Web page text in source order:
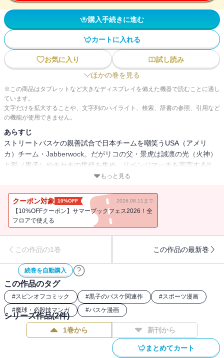
購入手続きに進む
カートに入れる
お気に入り
試し読み
ほかの巻を見る
※この商品はタブレットなど大きなディスプレイを備えた機器で読むことに適し
ています。
文字だけを拡大することや、文字列のハイライト、検索、辞書の参照、引用など
の機能が使用できません。
あらすじ
ストリートバスケの親善試合で日本チームを嘲笑うUSA（アメリ
カ）チーム・Jabberwock。だがリコの父・景虎は誠凛の光（火神）
と影（黒子）やキセキの世代を集め、リベンジマッチを宣言する!!
今回限りの最強ドリームチーム、ここに集結!!
もっと見る
クーポン対象 10%OFF 2026.08.11まで
【10%OFFクーポン】サマーブックフェス2026！全
フロアで使える
この作品の1巻 この作品の最新巻
続巻を自動購入
この作品のタグ
#スピンオフコミック #黒子のバスケ関連作 #スポーツ漫画
#魔球・必殺技マンガ #バスケ漫画
シリーズ作品(2件)
1巻から 新刊から
まとめてカート